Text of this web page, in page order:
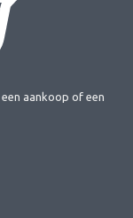
aankoop of een